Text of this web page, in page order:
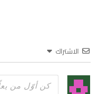
الاشتراك